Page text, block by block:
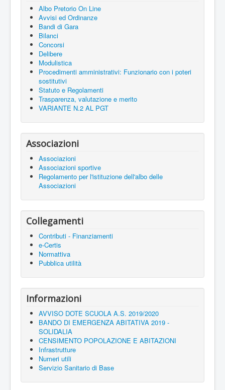
Albo Pretorio On Line
Avvisi ed Ordinanze
Bandi di Gara
Bilanci
Concorsi
Delibere
Modulistica
Procedimenti amministrativi: Funzionario con i poteri
sostitutivi
Statuto e Regolamenti
Trasparenza, valutazione e merito
VARIANTE N.2 AL PGT
Associazioni
Associazioni
Associazioni sportive
Regolamento per l'istituzione dell'albo delle
Associazioni
Collegamenti
Contributi - Finanziamenti
e-Certis
Normattiva
Pubblica utilità
Informazioni
AVVISO DOTE SCUOLA A.S. 2019/2020
BANDO DI EMERGENZA ABITATIVA 2019 -
SOLIDALIA
CENSIMENTO POPOLAZIONE E ABITAZIONI
Infrastrutture
Numeri utili
Servizio Sanitario di Base